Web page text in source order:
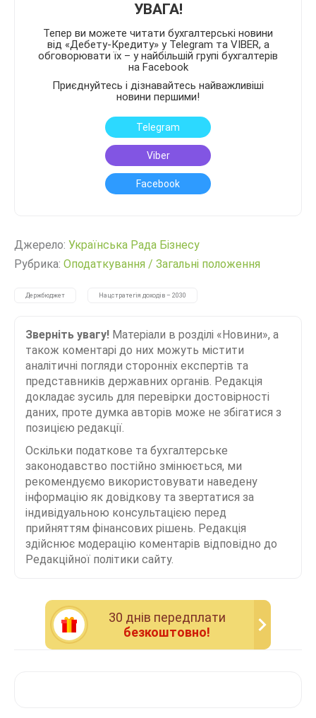
УВАГА!
Тепер ви можете читати бухгалтерські новини
від «Дебету-Кредиту» у Telegram та VIBER, а
обговорювати їх – у найбільшій групі бухгалтерів
на Facebook
Приєднуйтесь і дізнавайтесь найважливіші
новини першими!
Telegram
Viber
Facebook
Джерело: Українська Рада Бізнесу
Рубрика: Оподаткування / Загальні положення
Держбюджет Нацстратегія доходів – 2030
Зверніть увагу! Матеріали в розділі «Новини», а
також коментарі до них можуть містити
аналітичні погляди сторонніх експертів та
представників державних органів. Редакція
докладає зусиль для перевірки достовірності
даних, проте думка авторів може не збігатися з
позицією редакції.
Оскільки податкове та бухгалтерське
законодавство постійно змінюється, ми
рекомендуємо використовувати наведену
інформацію як довідкову та звертатися за
індивідуальною консультацією перед
прийняттям фінансових рішень. Редакція
здійснює модерацію коментарів відповідно до
Редакційної політики сайту.
30 днiв передплати
безкоштовно!